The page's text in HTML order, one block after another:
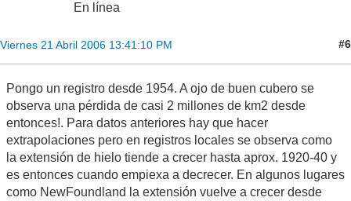
En línea
Viernes 21 Abril 2006 13:41:10 PM #6
Pongo un registro desde 1954. A ojo de buen cubero se
observa una pérdida de casi 2 millones de km2 desde
entonces!. Para datos anteriores hay que hacer
extrapolaciones pero en registros locales se observa como
la extensión de hielo tiende a crecer hasta aprox. 1920-40 y
es entonces cuando empiexa a decrecer. En algunos lugares
como NewFoundland la extensión vuelve a crecer desde